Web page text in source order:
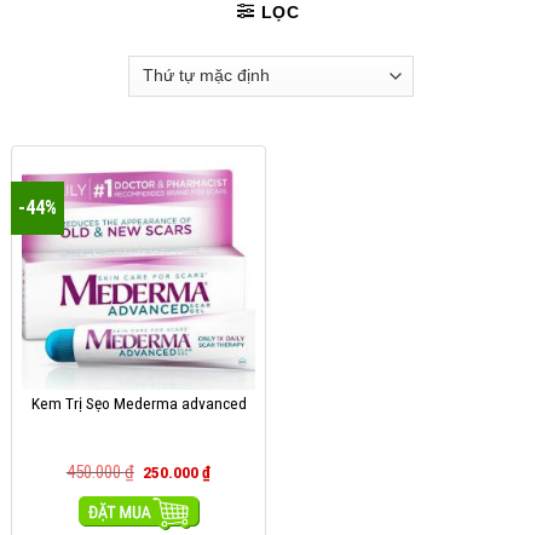
LỌC
-44%
Kem Trị Sẹo Mederma advanced
450.000₫ 250.000₫
MUA HÀNG